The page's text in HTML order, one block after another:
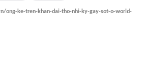
ong-ke-tren-khan-dai-tho-nhi-ky-gay-sot-o-world-